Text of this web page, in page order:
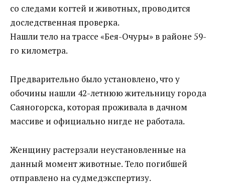
со следами когтей и животных, проводится
доследственная проверка.
Нашли тело на трассе «Бея-Очуры» в районе 59-
го километра.
Предварительно было установлено, что у
обочины нашли 42-летнюю жительницу города
Саяногорска, которая проживала в дачном
массиве и официально нигде не работала.
Женщину растерзали неустановленные на
данный момент животные. Тело погибшей
отправлено на судмедэкспертизу.